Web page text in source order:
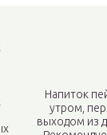
Напиток
утром,
выходом из